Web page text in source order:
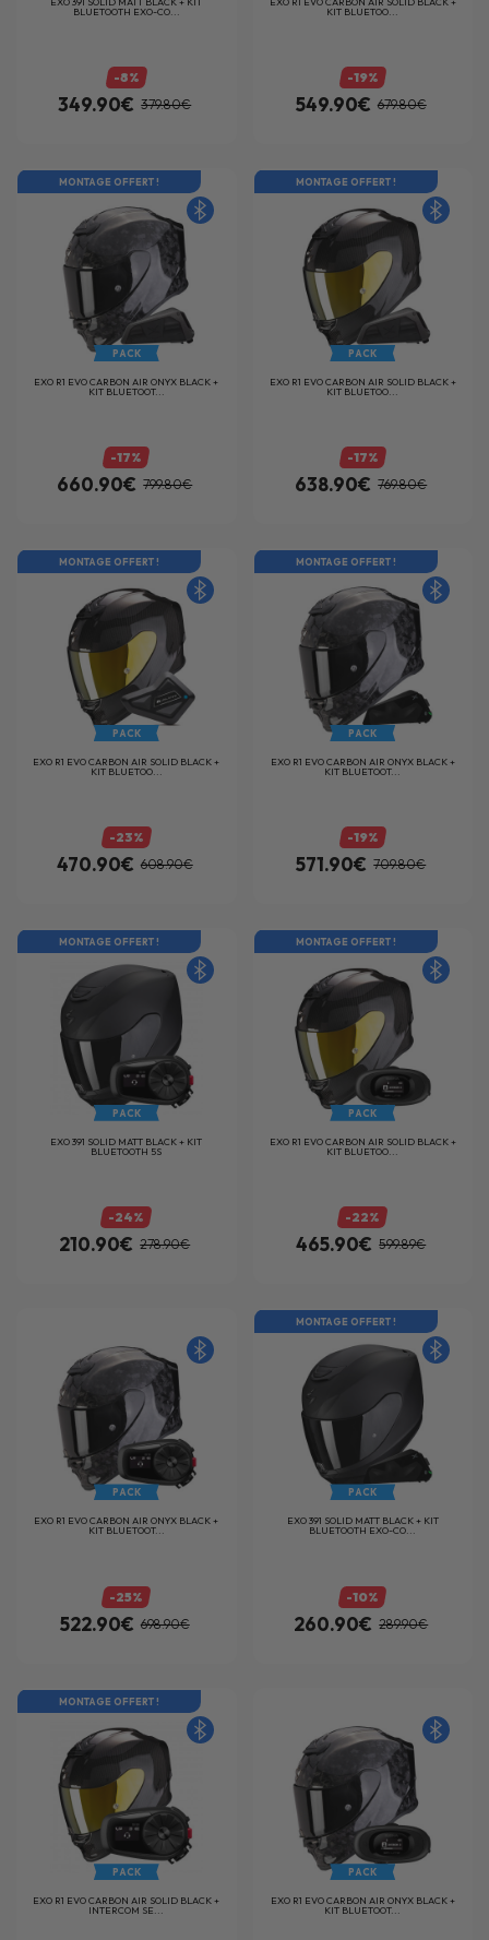
BLUETOOTH EXO-CO...
-8%
349.90€ 379.80€
KIT BLUETOO...
-19%
549.90€ 679.80€
MONTAGE OFFERT !
PACK
EXO R1 EVO CARBON AIR ONYX BLACK +
KIT BLUETOOT...
-17%
660.90€ 799.80€
MONTAGE OFFERT !
PACK
EXO R1 EVO CARBON AIR SOLID BLACK +
KIT BLUETOO...
-17%
638.90€ 769.80€
MONTAGE OFFERT !
PACK
EXO R1 EVO CARBON AIR SOLID BLACK +
KIT BLUETOO...
-23%
470.90€ 608.90€
MONTAGE OFFERT !
PACK
EXO R1 EVO CARBON AIR ONYX BLACK +
KIT BLUETOOT...
-19%
571.90€ 709.80€
MONTAGE OFFERT !
PACK
EXO 391 SOLID MATT BLACK + KIT
BLUETOOTH 5S
-24%
210.90€ 278.90€
MONTAGE OFFERT !
PACK
EXO R1 EVO CARBON AIR SOLID BLACK +
KIT BLUETOO...
-22%
465.90€ 599.89€
PACK
EXO R1 EVO CARBON AIR ONYX BLACK +
KIT BLUETOOT...
-25%
522.90€ 698.90€
MONTAGE OFFERT !
PACK
EXO 391 SOLID MATT BLACK + KIT
BLUETOOTH EXO-CO...
-10%
260.90€ 289.90€
MONTAGE OFFERT !
PACK
EXO R1 EVO CARBON AIR SOLID BLACK +
INTERCOM SE...
PACK
EXO R1 EVO CARBON AIR ONYX BLACK +
KIT BLUETOOT...